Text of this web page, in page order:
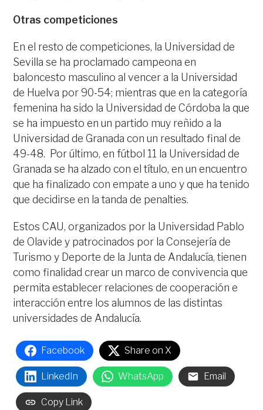
Otras competiciones
En el resto de competiciones, la Universidad de
Sevilla se ha proclamado campeona en
baloncesto masculino al vencer a la Universidad
de Huelva por 90-54; mientras que en la categoría
femenina ha sido la Universidad de Córdoba la que
se ha impuesto en un partido muy reñido a la
Universidad de Granada con un resultado final de
49-48. Por último, en fútbol 11 la Universidad de
Granada se ha alzado con el título, en un encuentro
que ha finalizado con empate a uno y que ha tenido
que decidirse en la tanda de penalties.
Estos CAU, organizados por la Universidad Pablo
de Olavide y patrocinados por la Consejería de
Turismo y Deporte de la Junta de Andalucía, tienen
como finalidad crear un marco de convivencia que
permita establecer relaciones de cooperación e
interacción entre los alumnos de las distintas
universidades de Andalucía.
Facebook Share on X
LinkedIn WhatsApp Email
Copy Link